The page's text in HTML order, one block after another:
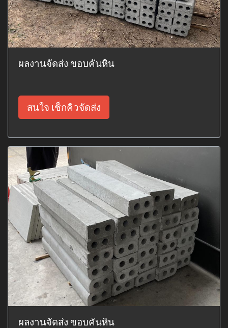
ผลงานจัดส่ง ขอบคันหิน
สนใจ เช็กคิวจัดส่ง
ผลงานจัดส่ง ขอบคันหิน